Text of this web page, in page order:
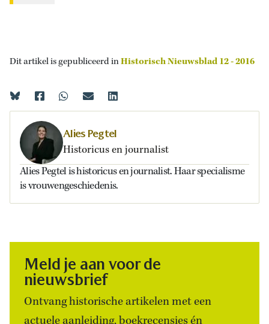
Dit artikel is gepubliceerd inHistorisch Nieuwsblad 12 - 2016
Alies Pegtel
Historicus en journalist
Alies Pegtel is historicus en journalist. Haar specialisme
is vrouwengeschiedenis.
Meld je aan voor de
nieuwsbrief
Ontvang historische artikelen met een